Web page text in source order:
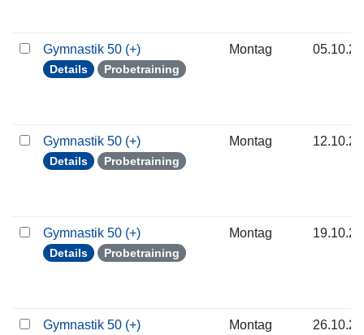
Gymnastik 50 (+)
Details Probetraining
Montag
Gymnastik 50 (+)
Details Probetraining
Montag
Gymnastik 50 (+)
Details Probetraining
Montag
Gymnastik 50 (+) Montag